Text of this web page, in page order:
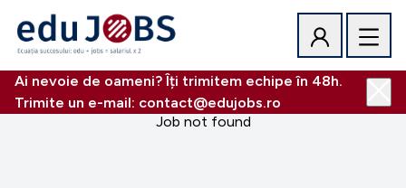
Ai nevoie de oameni? Îți trimitem echipe în 48h.
Trimite un e-mail: contact@edujobs.ro
Job not found